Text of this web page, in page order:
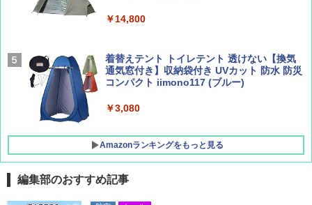
￥1,760
￥9,990
[キャンパーズコレクション 山善] 傘みたいに
広げるだけ パッとサッとテント キューブワ
イド ブラックコーティング フルクローズ メ
ATCW-150B エクルベージュ
￥14,800
着替えテント トイレテント 透けない【換気
通気窓付き】収納袋付き UVカット 防水 防災
コンパクト iimono117 (ブルー)
￥3,080
Amazonランキングをもっと見る
編集部のおすすめ記事